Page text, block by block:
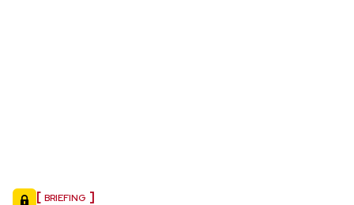
BRIEFING